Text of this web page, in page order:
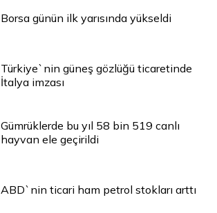
Borsa günün ilk yarısında yükseldi
Türkiye`nin güneş gözlüğü ticaretinde
İtalya imzası
Gümrüklerde bu yıl 58 bin 519 canlı
hayvan ele geçirildi
ABD`nin ticari ham petrol stokları arttı